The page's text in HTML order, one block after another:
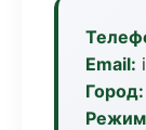
Email:
Город: